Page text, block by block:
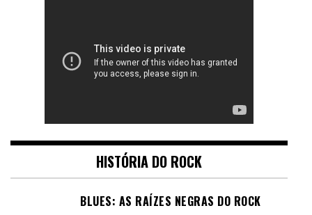
HISTÓRIA DO ROCK
BLUES: AS RAÍZES NEGRAS DO ROCK